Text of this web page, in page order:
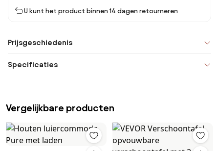
U kunt het product binnen 14 dagen retourneren
Prijsgeschiedenis
Specificaties
Vergelijkbare producten